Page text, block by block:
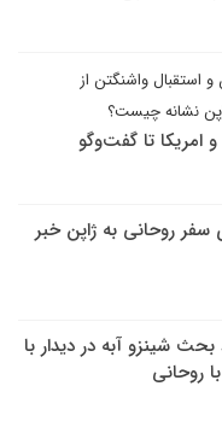
و استقبال واشنگتن از
نشانه چیست؟
و امریکا تا گفت‌وگو
سفر روحانی به ژاپن خبر
شینزو آبه در دیدار با
روحانی